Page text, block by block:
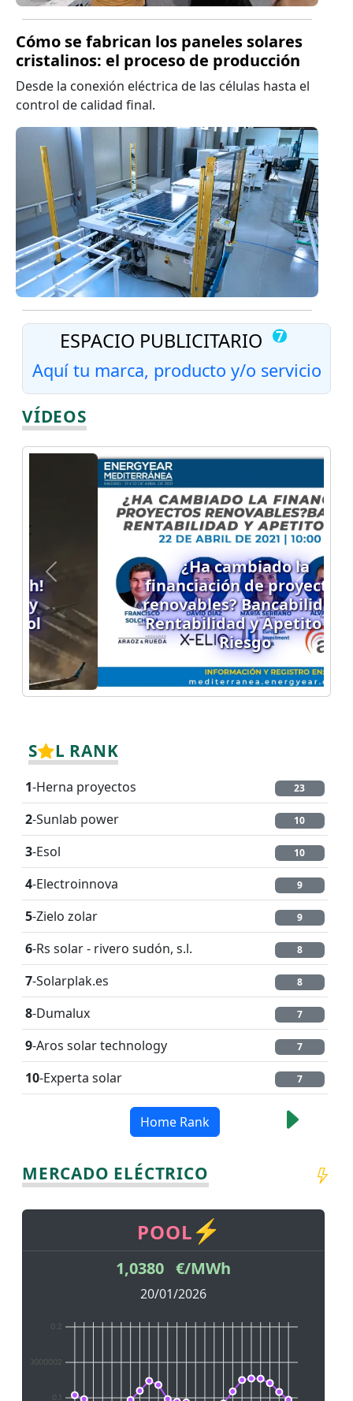
Cómo se fabrican los paneles solares
cristalinos: el proceso de producción
Desde la conexión eléctrica de las células hasta el
control de calidad final.
ESPACIO PUBLICITARIO 7Número
Aquí tu marca, producto y/o servicio
VÍDEOS
¿Ha cambiado la
financiación de proyectos
renovables? Bancabilidad,
Rentabilidad y Apetito de
Riesgo
Previous Next
S L RANK
1-Herna proyectos 23
2-Sunlab power 10
3-Esol 10
4-Electroinnova 9
5-Zielo zolar 9
6-Rs solar - rivero sudón, s.l. 8
7-Solarplak.es 8
8-Dumalux 7
9-Aros solar technology 7
10-Experta solar 7
Home Rank
MERCADO ELÉCTRICO
1,0380 €/MWh
20/01/2026
0.1
0.2